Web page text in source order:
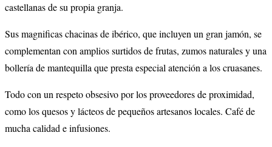
castellanas de su propia granja.
Sus magnificas chacinas de ibérico, que incluyen un gran jamón, se
complementan con amplios surtidos de frutas, zumos naturales y una
bollería de mantequilla que presta especial atención a los cruasanes.
Todo con un respeto obsesivo por los proveedores de proximidad,
como los quesos y lácteos de pequeños artesanos locales. Café de
mucha calidad e infusiones.